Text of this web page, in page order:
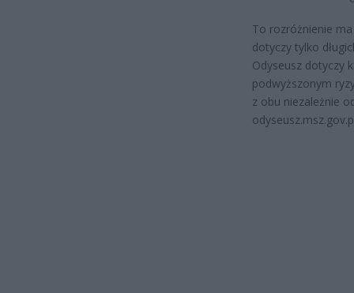
To rozróżnienie
dotyczy tylko
Odyseusz dotyczy
podwyższonym
z obu niezależnie